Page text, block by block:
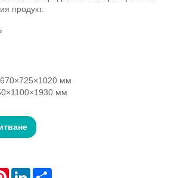
продукт.
мм
мм
PinterestLinkedIn